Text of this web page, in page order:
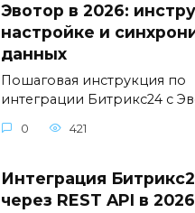
Эвотор в 2026:
настройке и
данных
Пошаговая инструкция по
интеграции Битрикс24 с
0 421
Интеграция
через REST API в